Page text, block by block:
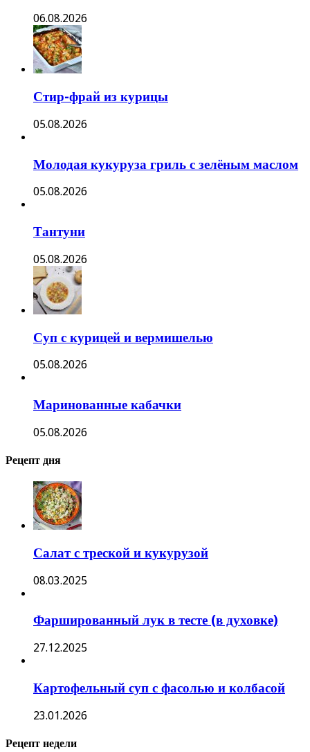
06.08.2026
Стир-фрай из курицы
05.08.2026
Молодая кукуруза гриль с зелёным маслом
05.08.2026
Тантуни
05.08.2026
Суп с курицей и вермишелью
05.08.2026
Маринованные кабачки
05.08.2026
Рецепт дня
Салат с треской и кукурузой
08.03.2025
Фаршированный лук в тесте (в духовке)
27.12.2025
Картофельный суп с фасолью и колбасой
23.01.2026
Рецепт недели